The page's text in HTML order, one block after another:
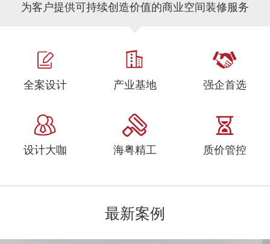
为客户提供可持续创造价值的商业空间装修服务
全案设计 产业基地 强企首选
设计大咖 海粤精工 质价管控
最新案例